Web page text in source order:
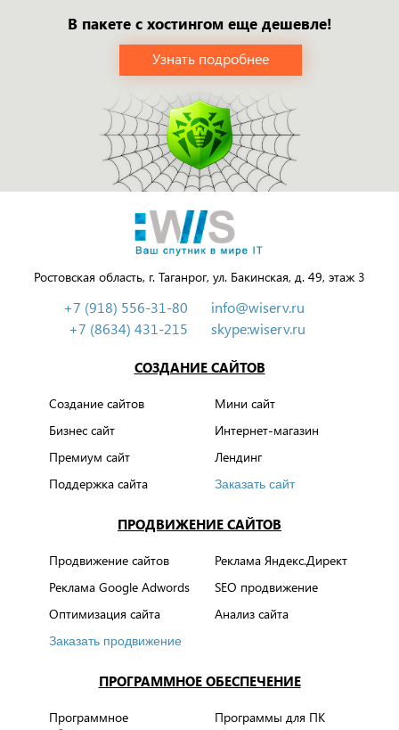
В пакете с хостингом еще дешевле!
Узнать подробнее
Ростовская область, г. Таганрог, ул. Бакинская, д. 49, этаж 3
+7 (918) 556-31-80
+7 (8634) 431-215
info@wiserv.ru
skype:wiserv.ru
СОЗДАНИЕ САЙТОВ
Создание сайтов
Мини сайт
Бизнес сайт
Интернет-магазин
Премиум сайт
Лендинг
Поддержка сайта
Заказать сайт
ПРОДВИЖЕНИЕ САЙТОВ
Продвижение сайтов
Реклама Яндекс.Директ
Реклама Google Adwords
SEO продвижение
Оптимизация сайта
Анализ сайта
Заказать продвижение
ПРОГРАММНОЕ ОБЕСПЕЧЕНИЕ
Программное
Программы для ПК